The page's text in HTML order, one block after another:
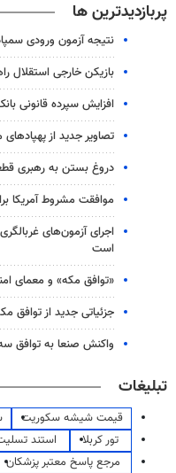
پربازدیدترین ها
نتیجه آزمون ورودی سمپاد سال
بازیکن خارجی استقلال
افزایش سپرده قانونی
تصاویر جدید از
دروغ بستن به رهبری
موافقت مشروط آمریکا
اجرای آزمون‌های
است
«توافق مکه» و معمای
جزئیاتی جدید از توافق
واکنش صنعا به توافق
تبلیغات
قیمت شیشه سکوریت
تور کربلا
استند
مرجع پاسخ معتبر پزشکان